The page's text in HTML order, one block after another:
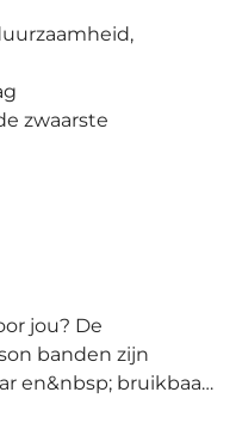
zwaarste
De
banden zijn
en&nbsp; bruikbaar
Ze blinken uit